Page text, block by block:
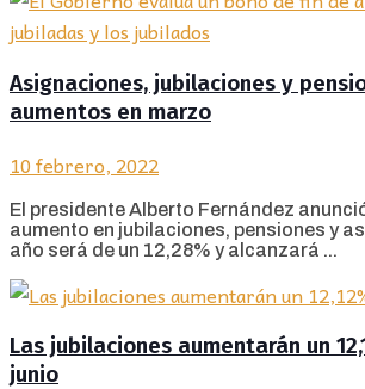
Asignaciones, jubilaciones y
aumentos en marzo
10 febrero, 2022
El presidente Alberto Fernández
aumento en jubilaciones, pensiones y
año será de un 12,28% y alcanzará ...
Las jubilaciones aumentarán un
junio